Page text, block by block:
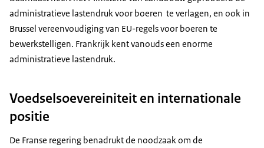
administratieve lastendruk voor boeren te verlagen, en ook in
Brussel vereenvoudiging van EU-regels voor boeren te
bewerkstelligen. Frankrijk kent vanouds een enorme
administratieve lastendruk.
Voedselsoevereiniteit en internationale
positie
De Franse regering benadrukt de noodzaak om de